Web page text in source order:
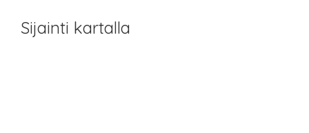
Sijainti kartalla